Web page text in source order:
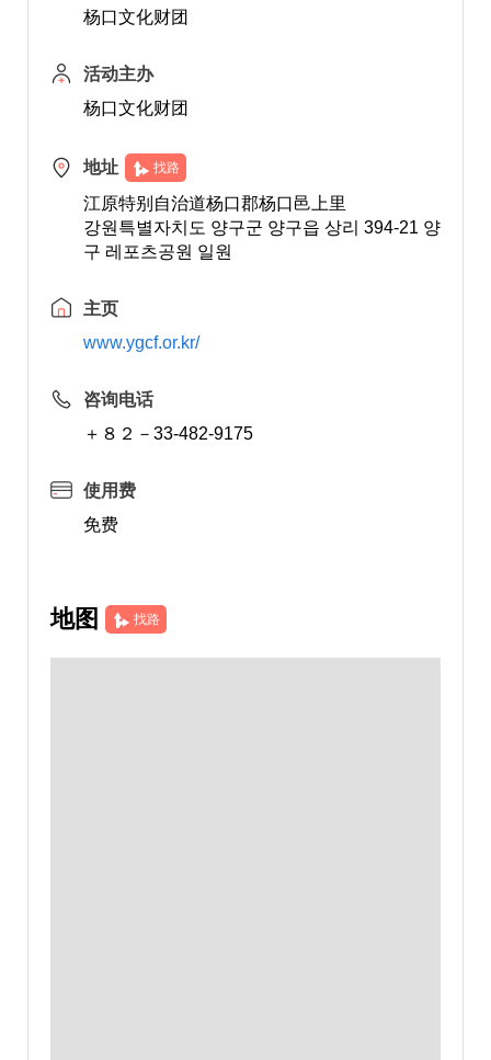
杨口文化财团
活动主办
杨口文化财团
地址 找路
江原特别自治道杨口郡杨口邑上里
강원특별자치도 양구군 양구읍 상리 394-21 양
구 레포츠공원 일원
主页
www.ygcf.or.kr/
咨询电话
＋８２－33-482-9175
使用费
免费
地图 找路